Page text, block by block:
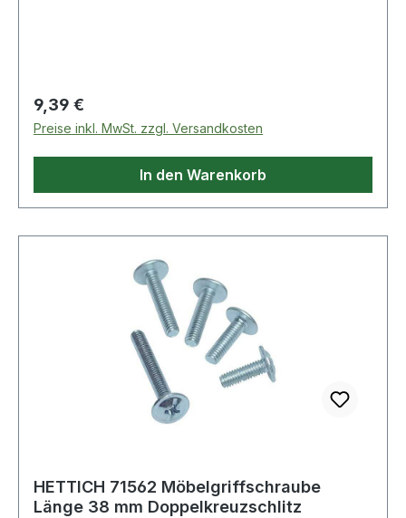
Regulärer Preis:
9,39 €
Preise inkl. MwSt. zzgl. Versandkosten
In den Warenkorb
HETTICH 71562 Möbelgriffschraube
Länge 38 mm Doppelkreuzschlitz